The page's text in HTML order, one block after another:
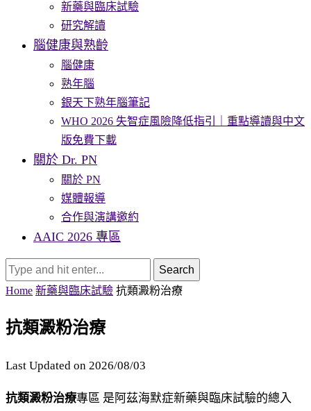
新藥與臨床試驗
研究解讀
腦健康與熟齡
腦健康
熟年腦
銀天下熟年腦筆記
WHO 2026 失智症風險降低指引｜重點導讀與中文
版免費下載
關於 Dr. PN
關於 PN
媒體報導
合作與演講邀約
AAIC 2026 專區
Search
Home 新藥與臨床試驗 抗類澱粉治療
抗類澱粉治療
Last Updated on 2026/08/03
抗類澱粉治療專區 是阿茲海默症新藥與臨床試驗的總入